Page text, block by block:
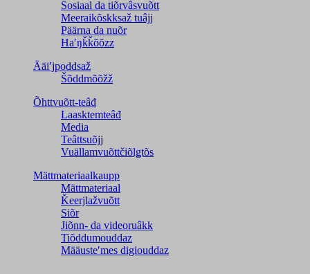
Sosiaal da tiõrvâsvuõtt
Meeraikõskksaž tuâjj
Päärna da nuõr
Haʹŋǩǩõõzz
Ääiʹjpoddsaž
Šõddmõõžž
Õhttvuõtt-teâđ
Laasktemteâđ
Media
Teâttsuõjj
Vuällamvuõttčiõlǥtõs
Mättmateriaalkaupp
Mättmateriaal
Ǩeerjlažvuõtt
Siõr
Jiõnn- da videoruâkk
Tiõddumouddaz
Määusteʹmes digiouddaz